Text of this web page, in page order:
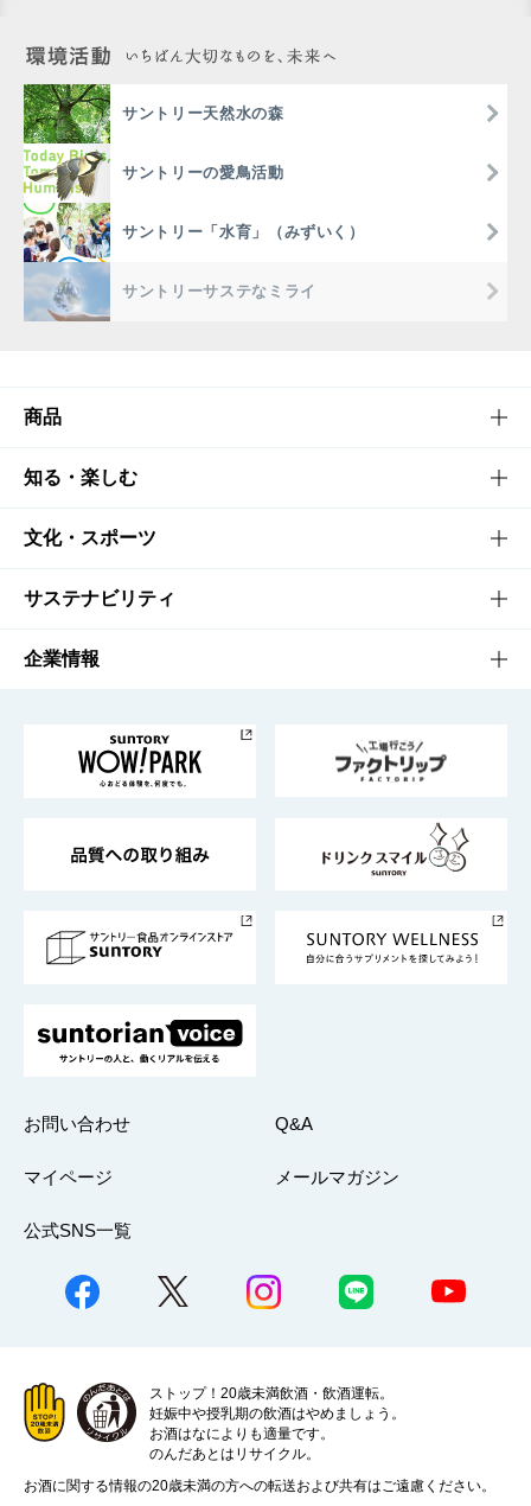
サントリー天然水の森
サントリーの愛鳥活動
サントリー「水育」（みずいく）
サントリーサステなミライ
商品
商品TOP
商品一覧
商品発売情報
栄養成分一覧
知る・楽しむ
知る・楽しむTOP
キャンペーン
工場見学
地域情報
文化・スポーツ
文化・スポーツTOP
サントリーホール
サントリーサンバーズ大阪
サステナビリティ
サステナビリティTOP
サントリーが考えるサステナビリティ経営
企業情報
企業概要
採用情報
お問い合わせ Q&A
マイページ メールマガジン
公式SNS一覧
ストップ！20歳未満飲酒・飲酒運転。
妊娠中や授乳期の飲酒はやめましょう。
お酒はなによりも適量です。
のんだあとはリサイクル。
お酒に関する情報の20歳未満の方への転送および共有はご遠慮ください。